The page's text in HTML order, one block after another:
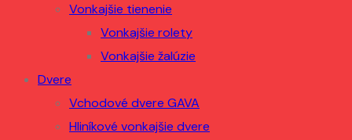
Vonkajšie tienenie
Vonkajšie rolety
Vonkajšie žalúzie
Dvere
Vchodové dvere GAVA
Hliníkové vonkajšie dvere